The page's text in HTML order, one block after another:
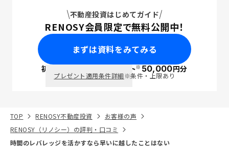
不動産投資はじめてガイド
RENOSY会員限定で無料公開中！
まずは資料をみてみる
初回面談で ポイント※50,000円分
プレゼント適用条件詳細※条件・上限あり
TOP RENOSY不動産投資
お客様の声
RENOSY（リノシー）の評判・口コミ
時間のレバレッジを活かすなら早いに越したことはない